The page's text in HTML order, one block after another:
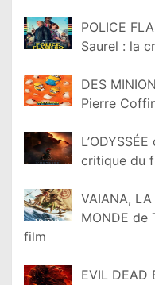
POLICE
Saurel : la
DES
Pierre
critique du
VAIANA,
MONDE de
film
EVIL DEAD